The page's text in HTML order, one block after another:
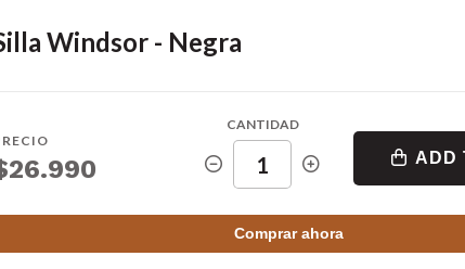
Windsor - Negra
CANTIDAD
ADD
Comprar ahora